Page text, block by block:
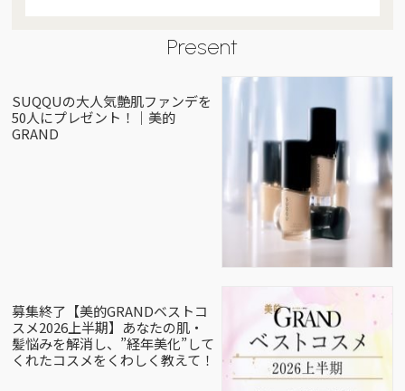
Present
SUQQUの大人気艶肌ファンデを
50人にプレゼント！｜美的
GRAND
募集終了【美的GRANDベストコ
スメ2026上半期】あなたの肌・
髪悩みを解消し、”経年美化”して
くれたコスメをくわしく教えて！